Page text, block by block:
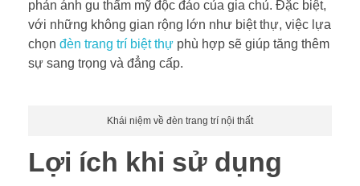
phản ánh gu thẩm mỹ độc đáo của gia chủ. Đặc biệt,
với những không gian rộng lớn như biệt thự, việc lựa
chọn đèn trang trí biệt thự phù hợp sẽ giúp tăng thêm
sự sang trọng và đẳng cấp.
Khái niệm về đèn trang trí nội thất
Lợi ích khi sử dụng